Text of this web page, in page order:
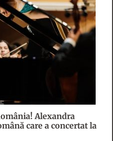
Alexandra
care a concertat la